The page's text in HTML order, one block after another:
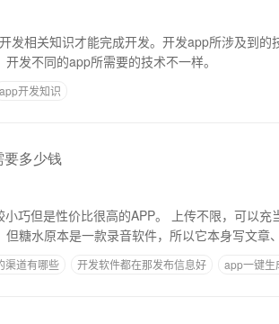
发相关知识才能完成开发。开发app所涉及到的
发不同的app所需要的技术不一样。
app开发知识
要多少钱
。 上传不限，可以充当云盘 很多软件可能会
糖水原本是一款录音软件，所以它本身写文章、
渠道有哪些 开发软件都在那发布信息好
app一键生